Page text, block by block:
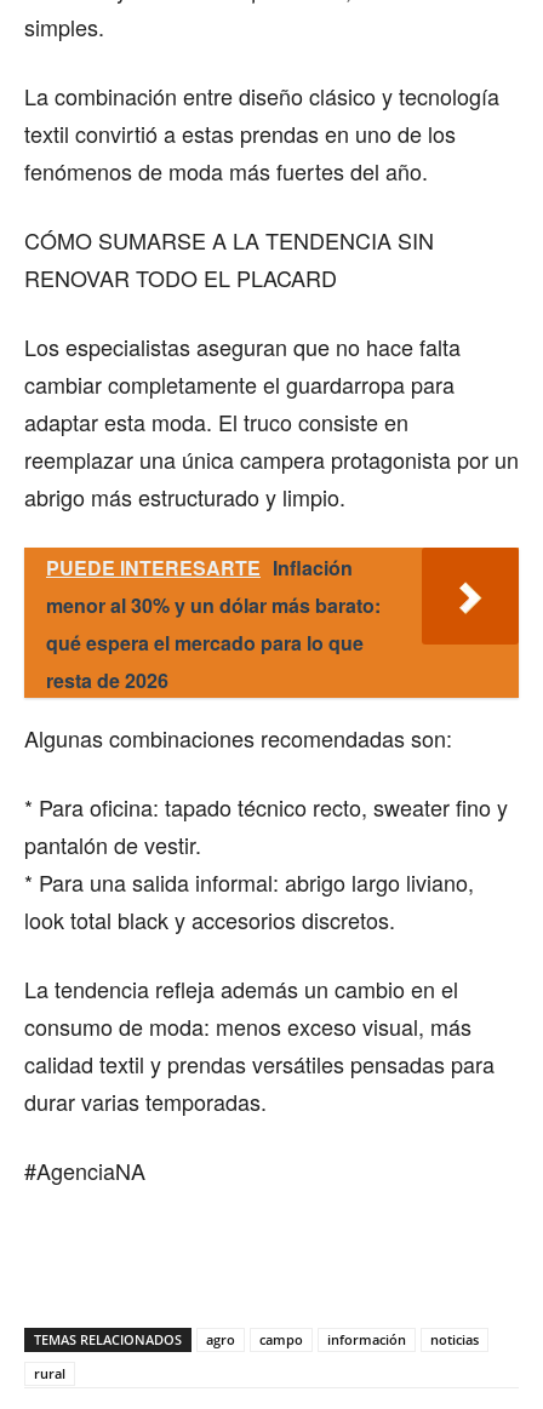
simples.
La combinación entre diseño clásico y tecnología
textil convirtió a estas prendas en uno de los
fenómenos de moda más fuertes del año.
CÓMO SUMARSE A LA TENDENCIA SIN
RENOVAR TODO EL PLACARD
Los especialistas aseguran que no hace falta
cambiar completamente el guardarropa para
adaptar esta moda. El truco consiste en
reemplazar una única campera protagonista por un
abrigo más estructurado y limpio.
PUEDE INTERESARTE Inflación
menor al 30% y un dólar más barato:
qué espera el mercado para lo que
resta de 2026
Algunas combinaciones recomendadas son:
* Para oficina: tapado técnico recto, sweater fino y
pantalón de vestir.
* Para una salida informal: abrigo largo liviano,
look total black y accesorios discretos.
La tendencia refleja además un cambio en el
consumo de moda: menos exceso visual, más
calidad textil y prendas versátiles pensadas para
durar varias temporadas.
#AgenciaNA
TEMAS RELACIONADOS agro campo información
noticias
rural